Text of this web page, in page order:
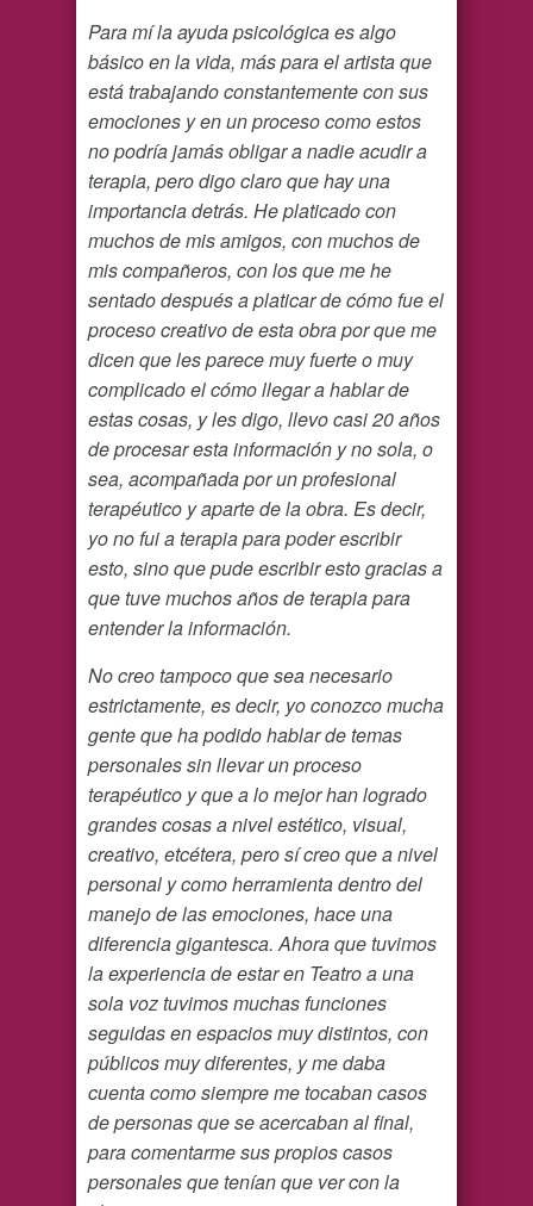
Para mí la ayuda psicológica es algo
básico en la vida, más para el artista que
está trabajando constantemente con sus
emociones y en un proceso como estos
no podría jamás obligar a nadie acudir a
terapia, pero digo claro que hay una
importancia detrás. He platicado con
muchos de mis amigos, con muchos de
mis compañeros, con los que me he
sentado después a platicar de cómo fue el
proceso creativo de esta obra por que me
dicen que les parece muy fuerte o muy
complicado el cómo llegar a hablar de
estas cosas, y les digo, llevo casi 20 años
de procesar esta información y no sola, o
sea, acompañada por un profesional
terapéutico y aparte de la obra. Es decir,
yo no fui a terapia para poder escribir
esto, sino que pude escribir esto gracias a
que tuve muchos años de terapia para
entender la información.
No creo tampoco que sea necesario
estrictamente, es decir, yo conozco mucha
gente que ha podido hablar de temas
personales sin llevar un proceso
terapéutico y que a lo mejor han logrado
grandes cosas a nivel estético, visual,
creativo, etcétera, pero sí creo que a nivel
personal y como herramienta dentro del
manejo de las emociones, hace una
diferencia gigantesca. Ahora que tuvimos
la experiencia de estar en Teatro a una
sola voz tuvimos muchas funciones
seguidas en espacios muy distintos, con
públicos muy diferentes, y me daba
cuenta como siempre me tocaban casos
de personas que se acercaban al final,
para comentarme sus propios casos
personales que tenían que ver con la